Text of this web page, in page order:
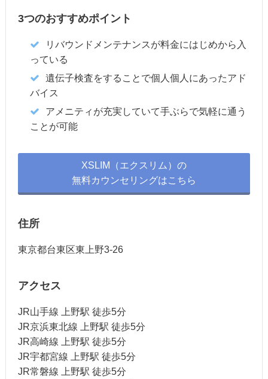
3つのおすすめポイント
リバウンドメンテナンスが料金にはじめから入
っている
遺伝子検査をすることで個人個人にあったアド
バイス
アメニティが充実していて手ぶらで気軽に通う
ことが可能
XSLIM（エクスリム）の
無料カウンセリングはこちら
住所
東京都台東区東上野3-26
アクセス
JR山手線 上野駅 徒歩5分
JR京浜東北線 上野駅 徒歩5分
JR高崎線 上野駅 徒歩5分
JR宇都宮線 上野駅 徒歩5分
JR常磐線 上野駅 徒歩5分